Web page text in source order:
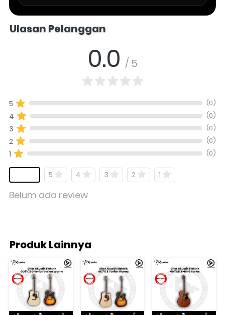
Ulasan Pelanggan
0.0 / 5
5 (0)
4 (0)
3 (0)
2 (0)
1 (0)
5 4 3 2 1
Belum ada review
Produk Lainnya